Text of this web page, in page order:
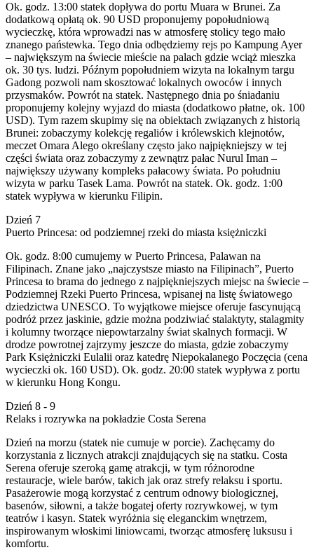
Ok. godz. 13:00 statek dopływa do portu Muara w Brunei. Za
dodatkową opłatą ok. 90 USD proponujemy popołudniową
wycieczkę, która wprowadzi nas w atmosferę stolicy tego mało
znanego państewka. Tego dnia odbędziemy rejs po Kampung Ayer
– największym na świecie mieście na palach gdzie wciąż mieszka
ok. 30 tys. ludzi. Późnym popołudniem wizyta na lokalnym targu
Gadong pozwoli nam skosztować lokalnych owoców i innych
przysmaków. Powrót na statek. Następnego dnia po śniadaniu
proponujemy kolejny wyjazd do miasta (dodatkowo płatne, ok. 100
USD). Tym razem skupimy się na obiektach związanych z historią
Brunei: zobaczymy kolekcję regaliów i królewskich klejnotów,
meczet Omara Alego określany często jako najpiękniejszy w tej
części świata oraz zobaczymy z zewnątrz pałac Nurul Iman –
największy używany kompleks pałacowy świata. Po południu
wizyta w parku Tasek Lama. Powrót na statek. Ok. godz. 1:00
statek wypływa w kierunku Filipin.
Dzień 7
Puerto Princesa: od podziemnej rzeki do miasta księżniczki
Ok. godz. 8:00 cumujemy w Puerto Princesa, Palawan na
Filipinach. Znane jako „najczystsze miasto na Filipinach”, Puerto
Princesa to brama do jednego z najpiękniejszych miejsc na świecie –
Podziemnej Rzeki Puerto Princesa, wpisanej na listę światowego
dziedzictwa UNESCO. To wyjątkowe miejsce oferuje fascynującą
podróż przez jaskinie, gdzie można podziwiać stalaktyty, stalagmity
i kolumny tworzące niepowtarzalny świat skalnych formacji. W
drodze powrotnej zajrzymy jeszcze do miasta, gdzie zobaczymy
Park Księżniczki Eulalii oraz katedrę Niepokalanego Poczęcia (cena
wycieczki ok. 160 USD). Ok. godz. 20:00 statek wypływa z portu
w kierunku Hong Kongu.
Dzień 8 - 9
Relaks i rozrywka na pokładzie Costa Serena
Dzień na morzu (statek nie cumuje w porcie). Zachęcamy do
korzystania z licznych atrakcji znajdujących się na statku. Costa
Serena oferuje szeroką gamę atrakcji, w tym różnorodne
restauracje, wiele barów, takich jak oraz strefy relaksu i sportu.
Pasażerowie mogą korzystać z centrum odnowy biologicznej,
basenów, siłowni, a także bogatej oferty rozrywkowej, w tym
teatrów i kasyn. Statek wyróżnia się eleganckim wnętrzem,
inspirowanym włoskimi liniowcami, tworząc atmosferę luksusu i
komfortu.